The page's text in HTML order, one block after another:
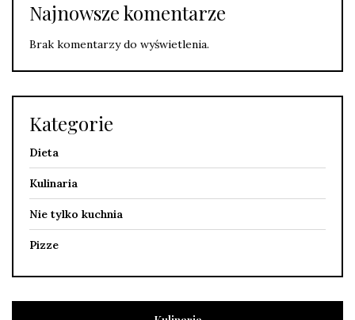
Najnowsze komentarze
Brak komentarzy do wyświetlenia.
Kategorie
Dieta
Kulinaria
Nie tylko kuchnia
Pizze